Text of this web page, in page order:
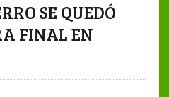
SE QUEDÓ
FINAL EN